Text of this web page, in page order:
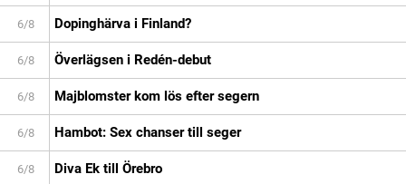
6/8 Dopinghärva i Finland?
6/8 Överlägsen i Redén-debut
6/8 Majblomster kom lös efter segern
6/8 Hambot: Sex chanser till seger
6/8 Diva Ek till Örebro